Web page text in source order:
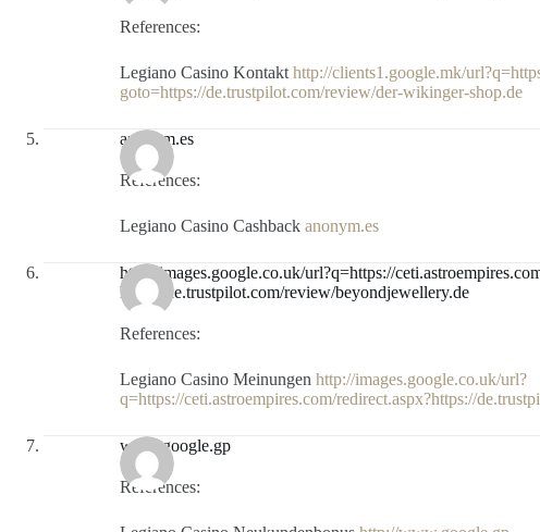
References:
Legiano Casino Kontakt http://clients1.google.mk/
goto=https://de.trustpilot.com/review/der-wikinger-shop.de
anonym.es
References:
Legiano Casino Cashback anonym.es
http://images.google.co.uk/url?q=https://
https://de.trustpilot.com/review/beyondjewellery.de
References:
Legiano Casino Meinungen http://images.google.co.uk/url?
q=https://ceti.astroempires.com/redirect.aspx?https://
www.google.gp
References: